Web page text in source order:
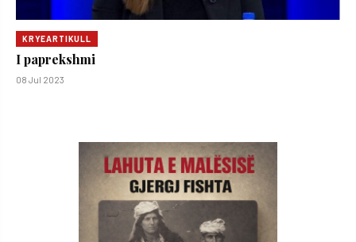
KRYEARTIKULL
I paprekshmi
08 Jul 2023